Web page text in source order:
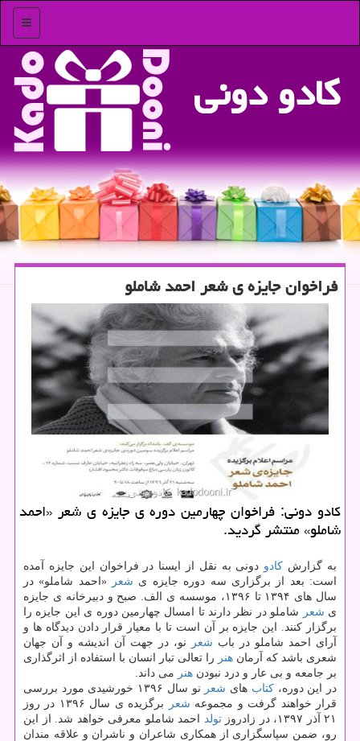
منو
كادو دونی
فراخوان جایزه ی شعر احمد شاملو
كادو دونی: فراخوان چهارمین دوره ی جایزه ی شعر «احمد
شاملو» منتشر گردید.
به گزارش كادو دونی به نقل از ایسنا در فراخوان این جایزه آمده
است: بعد از برگزاری سه دوره جایزه ی شعر
«احمد شاملو» در
سال های ۱۳۹۴ تا ۱۳۹۶، موسسه ی الف. صبح و دبیرخانه ی جایزه
ی شعر
شاملو در نظر دارند تا امسال چهارمین دوره ی این جایزه را
برگزار كنند. این جایزه بر آن است تا با معیار قرار دادن دیدگاه ها و
آرای احمد شاملو در باب شعر
نو، در جهت آن اندیشه و آن جهان
شعری باشد كه آرمان هنر را تعالی تبار انسان با استفاده از اثرگذاری
بر جامعه و بی عار و درد نبودن هنر می داند.
در این دوره،كتاب های شعر
نو سال ۱۳۹۶ خورشیدی مورد بررسی
قرار خواهند گرفت و مجموعه شعر
برگزیده ی سال ۱۳۹۶ در روز
۲۱ آذر ۱۳۹۷، در زادروز
تولد احمد شاملو معرفی خواهد شد. از این
رو، ضمن سپاسگزاری از همكاری شاعران و ناشران و علاقه مندان